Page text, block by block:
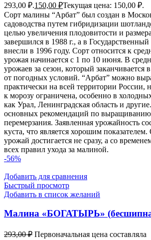
293,00 ₽.150,00 ₽Текущая цена: 150,00 ₽.
Сорт малины “Арбат” был создан в
садоводства путем гибридизации
целью увеличения плодовитости и
завершился в 1988 г., а в Государственный
внесли в 1996 году. Сорт относится к
урожая начинается с 1 по 10 июня. В
урожаев за сезон, который заканчивается
от погодных условий. “Арбат” можно
практически на всей территории России,
к морозу ограничена, особенно в
как Урал, Ленинградская область и
основных рекомендаций по выращиванию
перемерзания. Заявленная урожайность
куста, что является хорошим показателем.
урожай достигается не сразу, а со
всех правил ухода за малиной.
-56%
Добавить для сравнения
Быстрый просмотр
Добавить в список желаний
Малина «БОГАТЫРЬ»
293,00₽ Первоначальная цена составляла